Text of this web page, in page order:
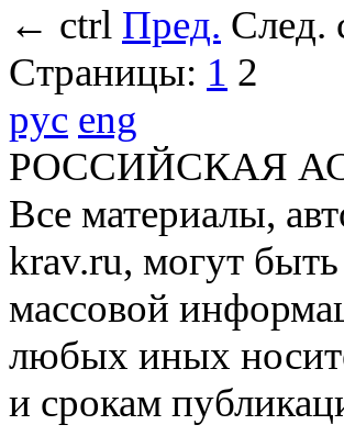
← ctrl Пред. След.
Страницы: 1 2
рус eng
РОССИЙСКАЯ
Все материалы,
krav.ru, могут
массовой
любых иных
и срокам